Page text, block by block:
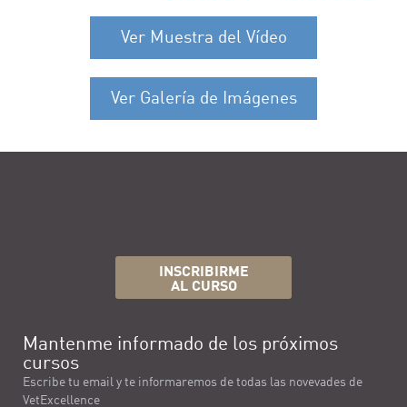
Ver Muestra del Vídeo
Ver Galería de Imágenes
INSCRIBIRME
AL CURSO
Mantenme informado de los próximos
cursos
Escribe tu email y te informaremos de todas las novevades de
VetExcellence